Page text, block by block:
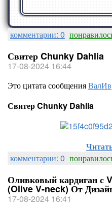
комментарии: 0
Свитер Chunky Dahlia
17-08-2024 16:44
Это цитата сообщенияВалИв
Свитер Chunky Dahlia
комментарии: 0
Оливковый кардиган с
(Olive V-neck) От
17-08-2024 16:41